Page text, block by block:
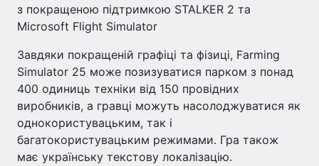
з покращеною підтримкою STALKER 2 та
Microsoft Flight Simulator
Завдяки покращеній графіці та фізиці, Farming
Simulator 25 може позизуватися парком з понад
400 одиниць техніки від 150 провідних
виробників, а гравці можуть насолоджуватися як
однокористувацьким, так і
багатокористувацьким режимами. Гра також
має українську текстову локалізацію.